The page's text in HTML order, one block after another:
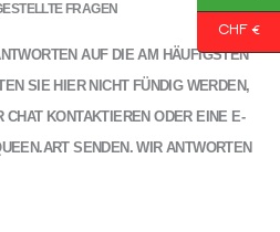
FRAGEN
AUF DIE AM HÄUFIGSTEN
SIE HIER NICHT FÜNDIG WERDEN,
CHAT KONTAKTIEREN ODER EINE E-
SENDEN. WIR ANTWORTEN
CHF €